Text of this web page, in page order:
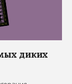
диких